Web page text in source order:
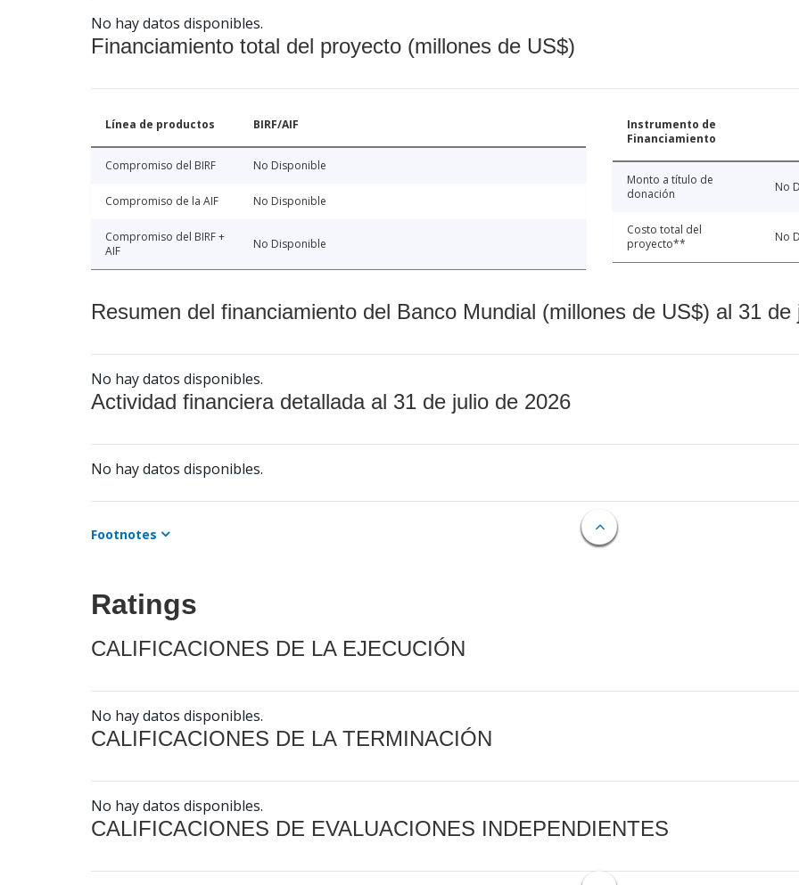
No hay datos disponibles.
Financiamiento total del proyecto (millones de US$)
Línea de productos BIRF/AIF
Compromiso del BIRF No Disponible
Compromiso de la AIF No Disponible
Compromiso del BIRF +
AIF
No Disponible
Instrumento de
Financiamiento
Monto a título de
donación
No
Costo total del
proyecto**
No
Resumen del financiamiento del Banco Mundial (millones de US$) al 31 de
No hay datos disponibles.
Actividad financiera detallada al 31 de julio de 2026
No hay datos disponibles.
Footnotes
Ratings
CALIFICACIONES DE LA EJECUCIÓN
No hay datos disponibles.
CALIFICACIONES DE LA TERMINACIÓN
No hay datos disponibles.
CALIFICACIONES DE EVALUACIONES INDEPENDIENTES